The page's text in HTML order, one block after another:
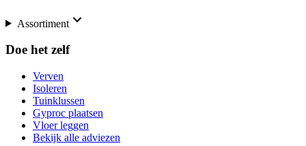
Assortiment
Doe het zelf
Verven
Isoleren
Tuinklussen
Gyproc plaatsen
Vloer leggen
Bekijk alle adviezen